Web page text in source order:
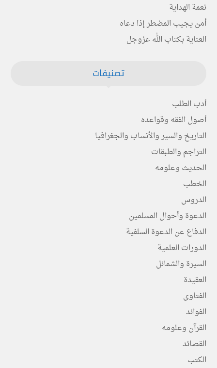
نعمة الهداية
أمن يجيب المضطر إذا دعاه
العناية بكتاب الله عزوجل
تصنيفات
أدب الطلب
أصول الفقه وقواعده
التاريخ والسير والأنساب والجغرافيا
التراجم والطبقات
الحديث وعلومه
الخطب
الدروس
الدعوة وأحوال المسلمين
الدفاع عن الدعوة السلفية
الدورات العلمية
السيرة والشمائل
العقيدة
الفتاوى
الفوائد
القرآن وعلومه
القصائد
الكتب